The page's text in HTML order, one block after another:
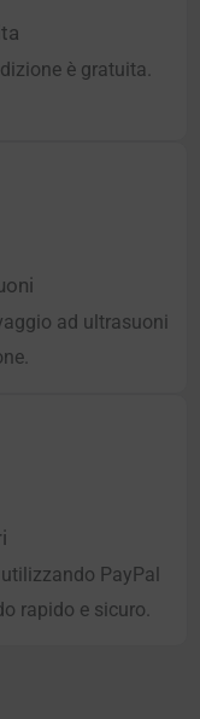
è gratuita.
ad ultrasuoni
PayPal
rapido e sicuro.